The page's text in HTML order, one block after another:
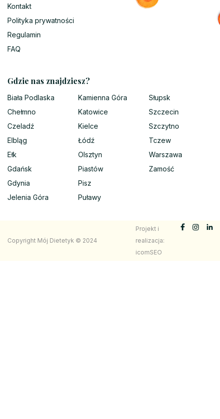
Kontakt
Polityka prywatności
Regulamin
FAQ
Gdzie nas znajdziesz?
Biała Podlaska
Chełmno
Czeladź
Elbląg
Ełk
Gdańsk
Gdynia
Jelenia Góra
Kamienna Góra
Katowice
Kielce
Łódź
Olsztyn
Piastów
Pisz
Puławy
Słupsk
Szczecin
Szczytno
Tczew
Warszawa
Zamość
Copyright Mój Dietetyk © 2024
Projekt i
realizacja:
icomSEO